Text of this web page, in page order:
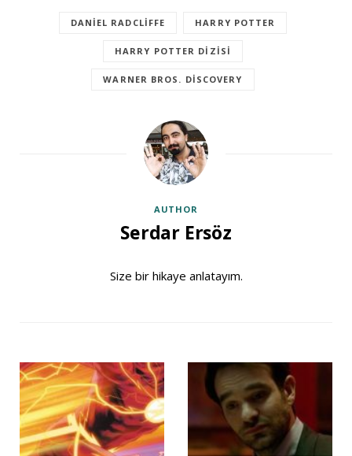
DANIEL RADCLIFFE HARRY POTTER
HARRY POTTER DIZISI
WARNER BROS. DISCOVERY
AUTHOR
Serdar Ersöz
Size bir hikaye anlatayım.